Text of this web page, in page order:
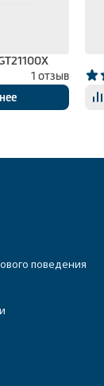
1 отзыв
поведения